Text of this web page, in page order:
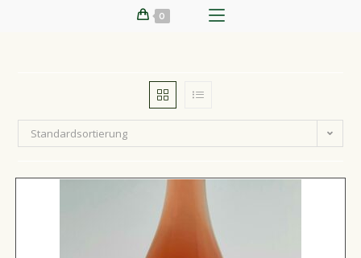
0
Standardsortierung